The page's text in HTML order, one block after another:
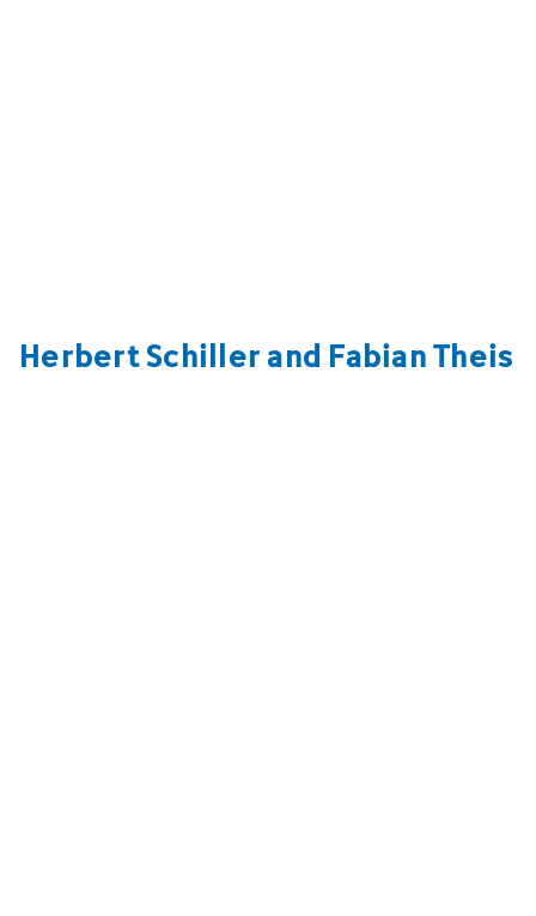
Herbert Schiller and Fabian Theis